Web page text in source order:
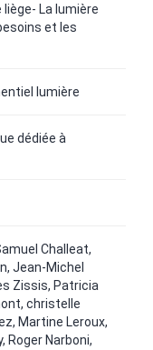
La lumière
et les
lumière
dédiée à
Challeat,
Jean-Michel
Zissis, Patricia
christelle
Martine Leroux,
Roger Narboni,